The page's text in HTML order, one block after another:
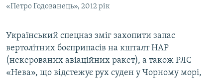
«Петро Годованець», 2012 рік
Український спецназ зміг захопити запас
вертолітних боєприпасів на кшталт НАР
(некерованих авіаційних ракет), а також РЛС
«Нева», що відстежує рух суден у Чорному морі,